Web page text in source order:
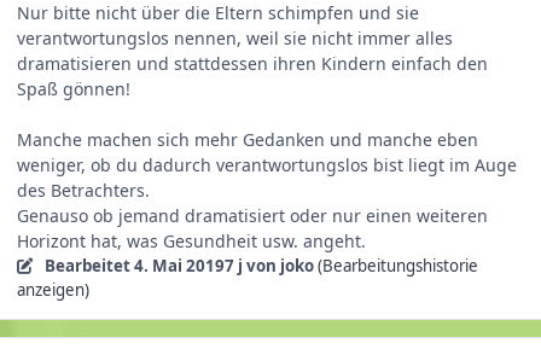
Nur bitte nicht über die Eltern schimpfen und sie
verantwortungslos nennen, weil sie nicht immer alles
dramatisieren und stattdessen ihren Kindern einfach den
Spaß gönnen!
Manche machen sich mehr Gedanken und manche eben
weniger, ob du dadurch verantwortungslos bist liegt im Auge
des Betrachters.
Genauso ob jemand dramatisiert oder nur einen weiteren
Horizont hat, was Gesundheit usw. angeht.
Bearbeitet4. Mai 20197 j von joko(Bearbeitungshistorie
anzeigen)